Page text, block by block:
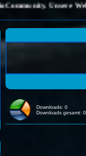
Downloads: 0
Downloads gesamt: 0